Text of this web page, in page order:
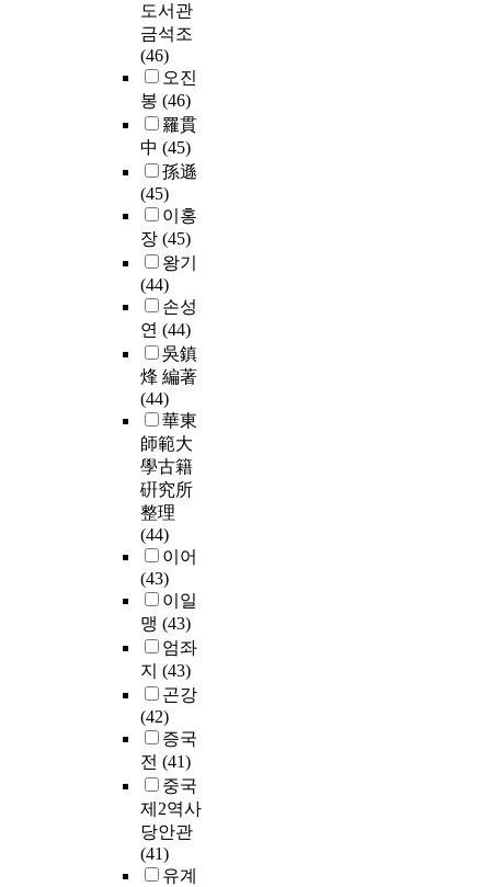
도서관
금석조
(46)
오진
봉 (46)
羅貫
中 (45)
孫遜
(45)
이홍
장 (45)
왕기
(44)
손성
연 (44)
吳鎮
烽 編著
(44)
華東
師範大
學古籍
硏究所
整理
(44)
이어
(43)
이일
맹 (43)
엄좌
지 (43)
곤강
(42)
증국
전 (41)
중국
제2역사
당안관
(41)
유계